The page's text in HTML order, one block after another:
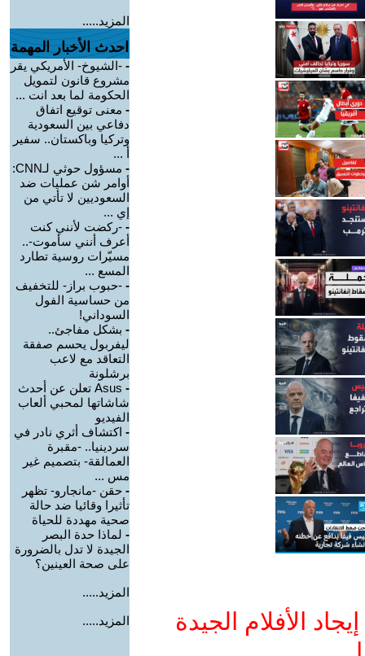
الأفلام الجيدة
المزيد.....
احدث الأخبار المهمة
- -الشيوخ- الأمريكي يقر
مشروع قانون لتمويل
الحكومة لما بعد انت ...
- معنى توقيع اتفاق
دفاعي بين السعودية
وتركيا وباكستان.. سفير
أ ...
-
مسؤول حوثي لـCNN:
أوامر شن عمليات ضد
السعوديين لا تأتي من
إي ...
- -ركضت لأنني كنت
أعرف أنني سأموت-..
مسيّرات روسية تطارد
المسع ...
- -حبوب براز- للتخفيف
من حساسية الفول
السوداني!
- بشكل مفاجئ..
ليفربول يحسم صفقة
التعاقد مع لاعب
برشلونة
-
Asus تعلن عن أحدث
شاشاتها لمحبي ألعاب
الفيديو
- اكتشاف أثري نادر في
سردينيا.. -مقبرة
العمالقة- بتصميم غير
مس ...
- حقن -مانجارو- تظهر
تأثيرا وقائيا ضد حالة
صحية مهددة للحياة
- لماذا حدة البصر
الجيدة لا تدل بالضرورة
على صحة العينين؟
المزيد.....
المزيد.....